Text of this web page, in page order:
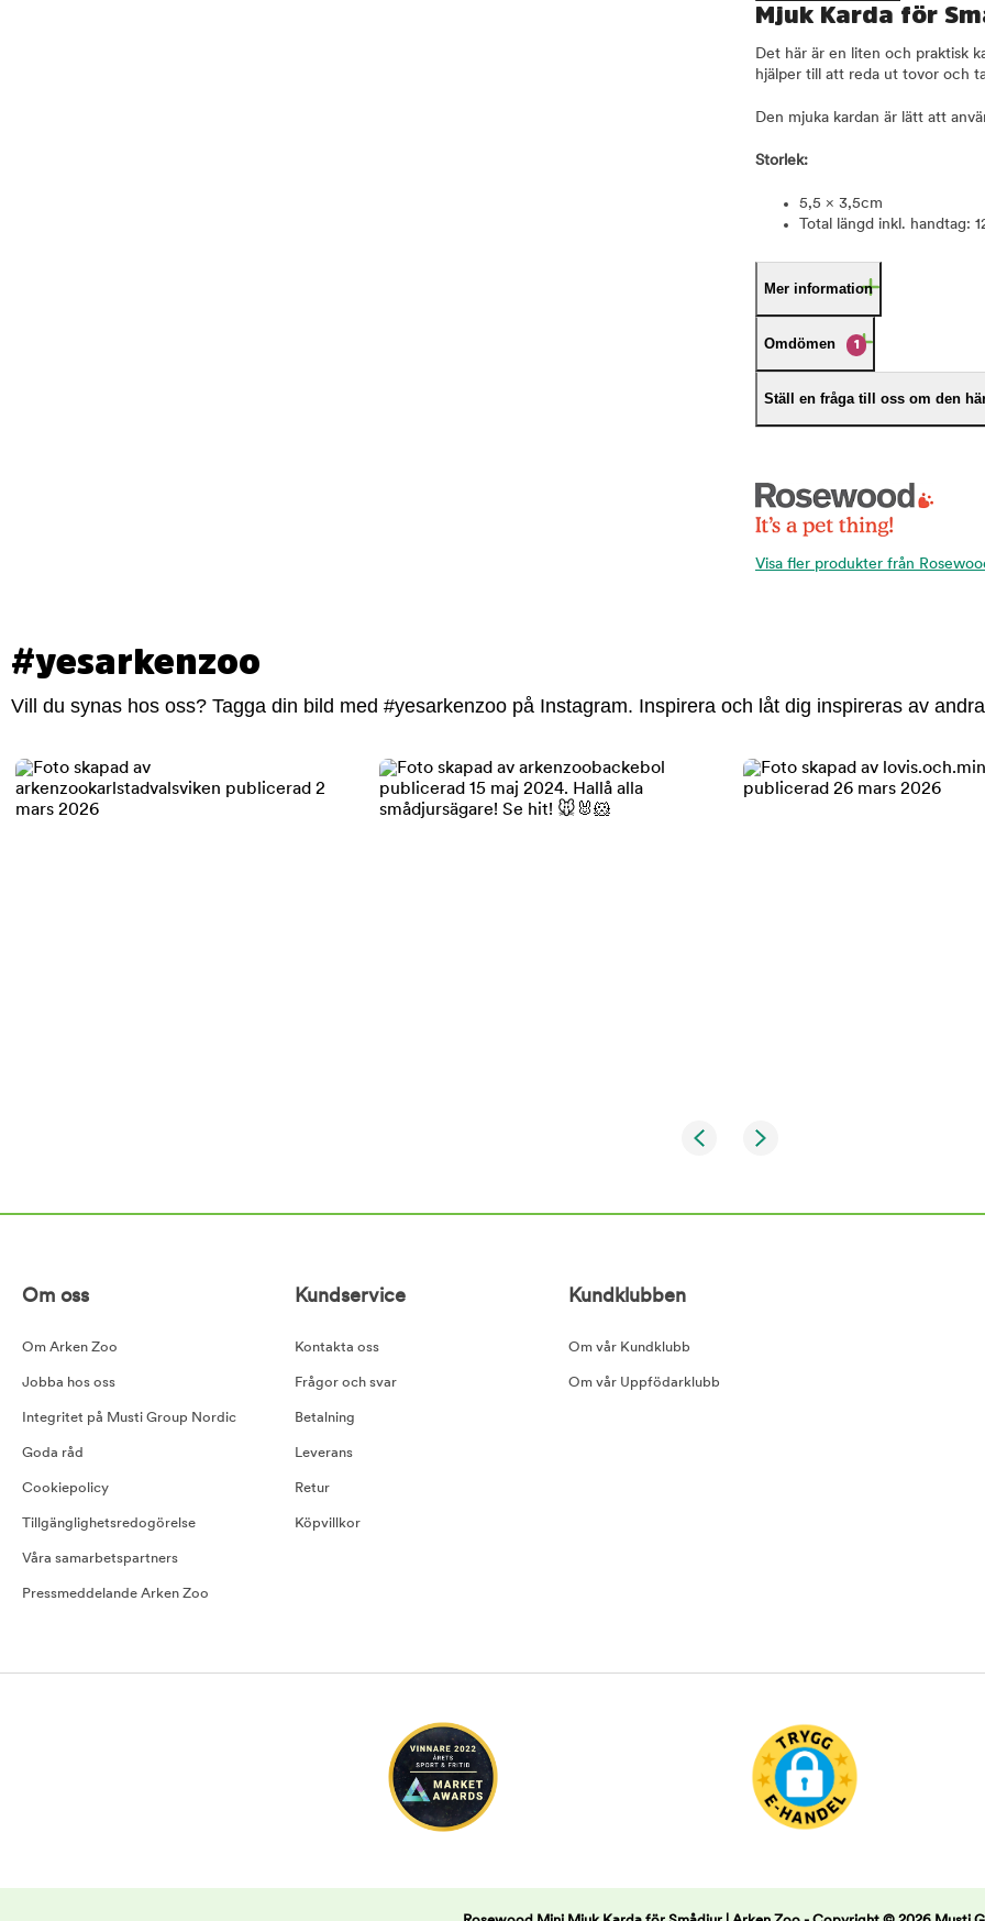
Mjuk Karda för
Det här är en liten och praktisk
hjälper till att reda ut tovor och
Den mjuka kardan är lätt att
Storlek:
5,5 × 3,5cm
Total längd inkl. handtag:
Mer information
Omdömen 1
Ställ en fråga till oss om den
Visa fler produkter från
#yesarkenzoo
Vill du synas hos oss? Tagga din bild med #yesarkenzoo på Instagram. Inspirera och låt dig inspireras av
Om oss
Om Arken Zoo
Jobba hos oss
Integritet på Musti Group Nordic
Goda råd
Cookiepolicy
Tillgänglighetsredogörelse
Våra samarbetspartners
Pressmeddelande Arken Zoo
Kundservice
Kontakta oss
Frågor och svar
Betalning
Leverans
Retur
Köpvillkor
Kundklubben
Om vår Kundklubb
Om vår Uppfödarklubb